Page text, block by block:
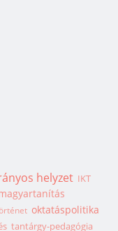
helyzet IKT
oktatáspolitika
tantárgy-pedagógia